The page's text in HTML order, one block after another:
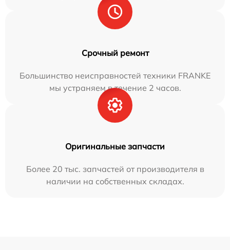
Срочный ремонт
Большинство неисправностей техники FRANKE
мы устраняем в течение 2 часов.
Оригинальные запчасти
Более 20 тыс. запчастей от производителя в
наличии на собственных складах.